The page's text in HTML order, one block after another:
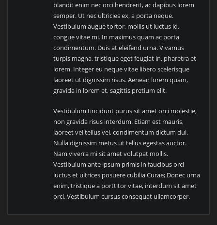
blandit enim nec orci hendrerit, ac dapibus lorem
semper. Ut nec ultricies ex, a porta neque.
Vestibulum augue tortor, mollis ut luctus id,
congue vitae mi. In maximus quam ac porta
condimentum. Duis at eleifend urna. Vivamus
turpis magna, tristique eget feugiat in, pharetra et
lorem. Integer eu neque vitae libero scelerisque
laoreet ut dignissim risus. Aenean lorem quam,
gravida in lorem et, sagittis pretium elit.
Vestibulum tincidunt purus sit amet orci molestie,
non gravida risus interdum. Etiam est mauris,
laoreet vel tellus vel, condimentum dictum dui.
Nulla dignissim metus ut tellus egestas auctor.
Nam viverra mi sit amet volutpat mollis.
Vestibulum ante ipsum primis in faucibus orci
luctus et ultrices posuere cubilia Curae; Donec urna
enim, tristique a porttitor vitae, interdum sit amet
orci. Vestibulum cursus consequat ullamcorper.